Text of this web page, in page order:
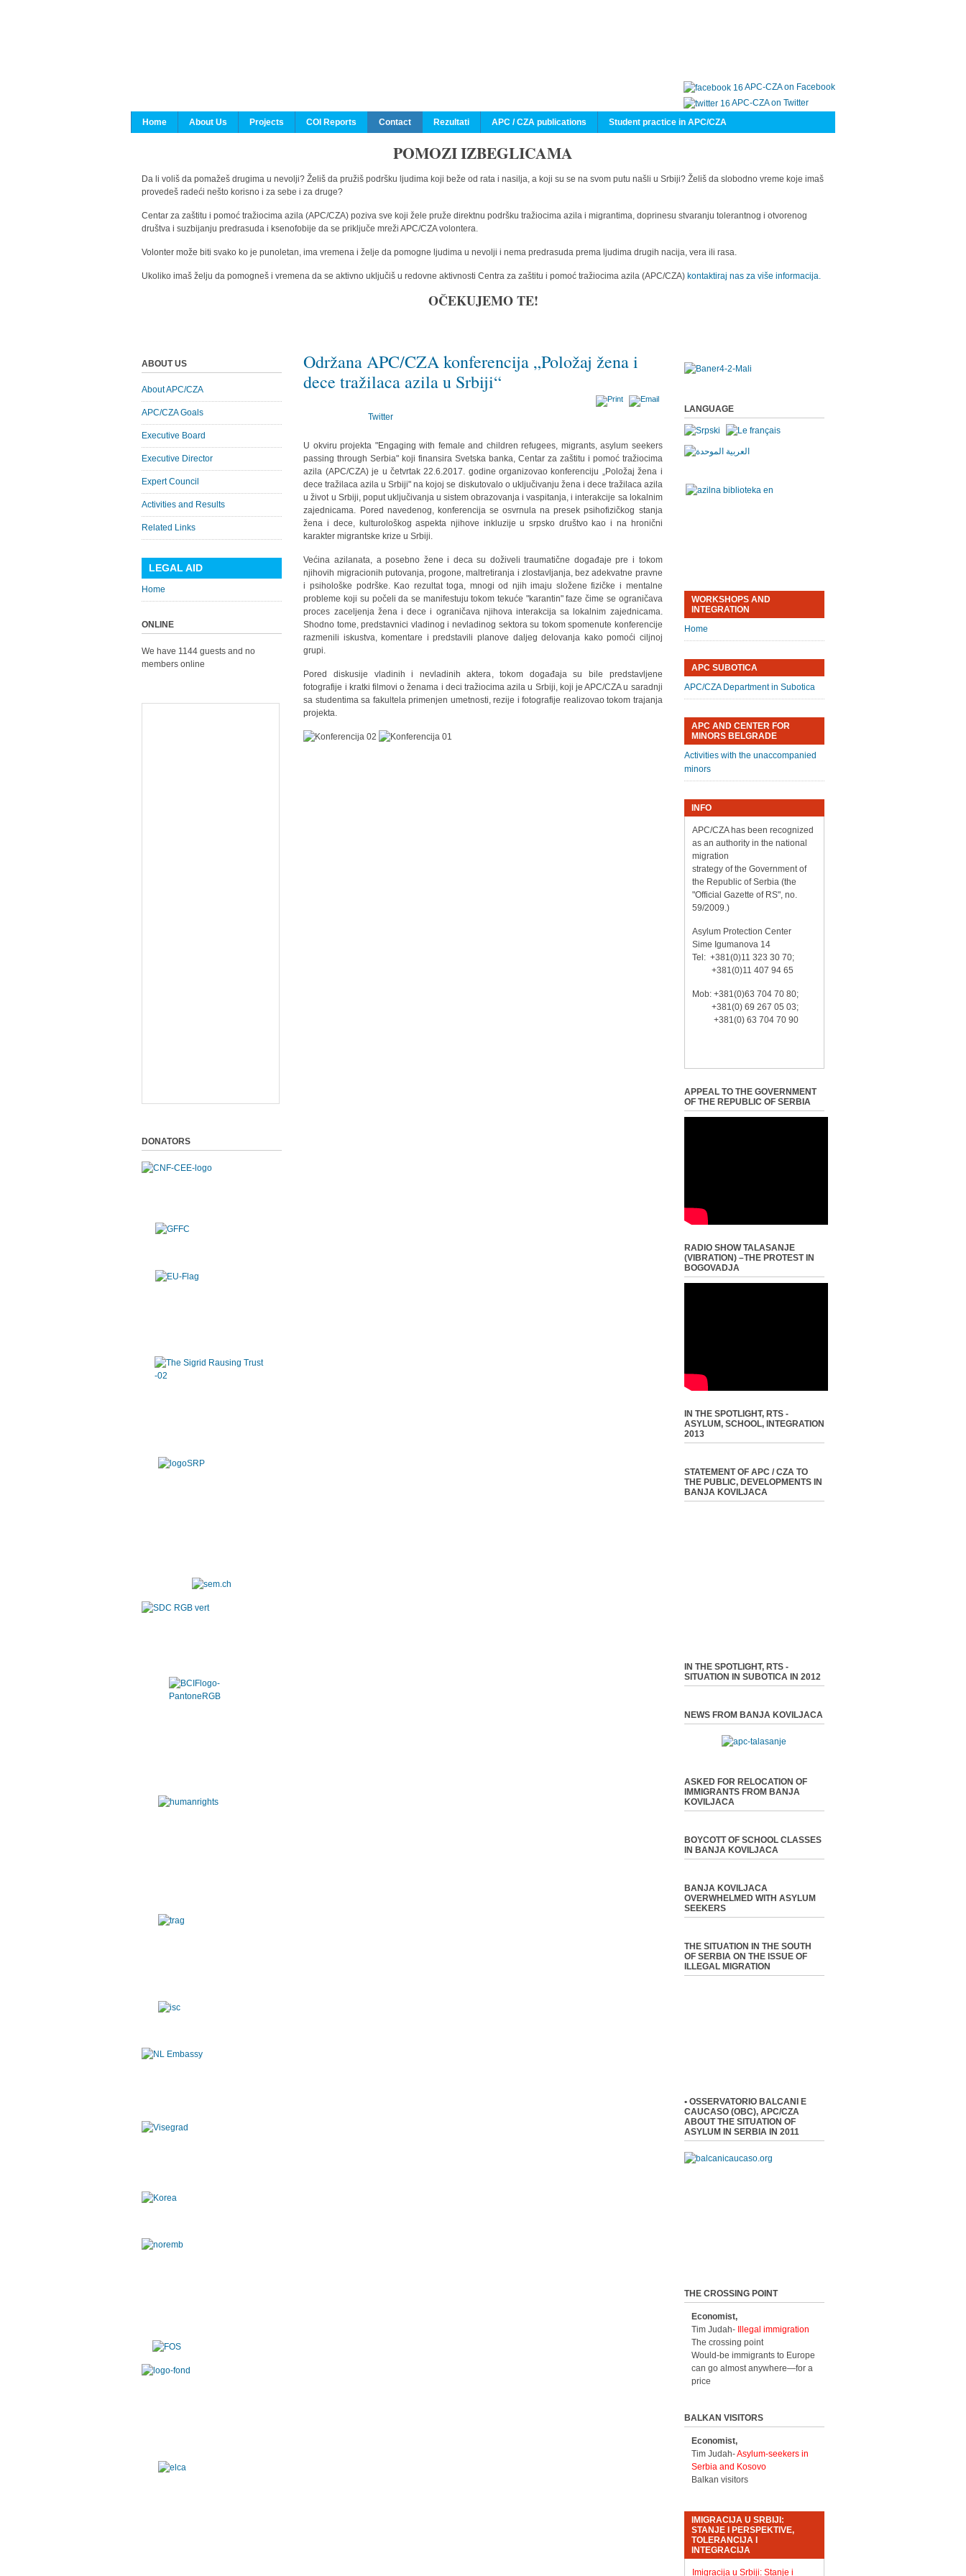
APC-CZA on Facebook
APC-CZA on Twitter
Home
About Us Projects COI Reports Contact Rezultati APC / CZA publications Student practice in APC/CZA
POMOZI IZBEGLICAMA
Da li voliš da pomažeš drugima u nevolji? Želiš da pružiš podršku ljudima koji beže od rata i nasilja, a koji su se na svom putu našli u Srbiji? Želiš da slobodno vreme koje imaš
provedeš radeći nešto korisno i za sebe i za druge?
Centar za zaštitu i pomoć tražiocima azila (APC/CZA) poziva sve koji žele pruže direktnu podršku tražiocima azila i migrantima, doprinesu stvaranju tolerantnog i otvorenog
društva i suzbijanju predrasuda i ksenofobije da se priključe mreži APC/CZA volontera.
Volonter može biti svako ko je punoletan, ima vremena i želje da pomogne ljudima u nevolji i nema predrasuda prema ljudima drugih nacija, vera ili rasa.
Ukoliko imaš želju da pomogneš i vremena da se aktivno uključiš u redovne aktivnosti Centra za zaštitu i pomoć tražiocima azila (APC/CZA) kontaktiraj nas za više informacija.
OČEKUJEMO TE!
Održana APC/CZA konferencija „Položaj žena i
dece tražilaca azila u Srbiji“
Twitter
U okviru projekta "Engaging with female and children refugees, migrants, asylum seekers
passing through Serbia" koji finansira Svetska banka, Centar za zaštitu i pomoć tražiocima
azila (APC/CZA) je u četvrtak 22.6.2017. godine organizovao konferenciju „Položaj žena i
dece tražilaca azila u Srbiji" na kojoj se diskutovalo o uključivanju žena i dece tražilaca azila
u život u Srbiji, poput uključivanja u sistem obrazovanja i vaspitanja, i interakcije sa lokalnim
zajednicama. Pored navedenog, konferencija se osvrnula na presek psihofizičkog stanja
žena i dece, kulturološkog aspekta njihove inkluzije u srpsko društvo kao i na hronični
karakter migrantske krize u Srbiji.
Većina azilanata, a posebno žene i deca su doživeli traumatične događaje pre i tokom
njihovih migracionih putovanja, progone, maltretiranja i zlostavljanja, bez adekvatne pravne
i psihološke podrške. Kao rezultat toga, mnogi od njih imaju složene fizičke i mentalne
probleme koji su počeli da se manifestuju tokom tekuće "karantin" faze čime se ograničava
proces zaceljenja žena i dece i ograničava njihova interakcija sa lokalnim zajednicama.
Shodno tome, predstavnici vladinog i nevladinog sektora su tokom spomenute konferencije
razmenili iskustva, komentare i predstavili planove daljeg delovanja kako pomoći ciljnoj
grupi.
Pored diskusije vladinih i nevladinih aktera, tokom događaja su bile predstavljene
fotografije i kratki filmovi o ženama i deci tražiocima azila u Srbiji, koji je APC/CZA u saradnji
sa studentima sa fakultela primenjen umetnosti, rezije i fotografije realizovao tokom trajanja
projekta.
ABOUT US
About APC/CZA
APC/CZA Goals
Executive Board
Executive Director
Expert Council
Activities and Results
Related Links
LEGAL AID
Home
ONLINE
We have 1144 guests and no
members online
DONATORS
LANGUAGE
WORKSHOPS AND
INTEGRATION
Home
APC SUBOTICA
APC/CZA Department in Subotica
APC AND CENTER FOR
MINORS BELGRADE
Activities with the unaccompanied
minors
INFO
APC/CZA has been recognized
as an authority in the national
migration
strategy of the Government of
the Republic of Serbia (the
"Official Gazette of RS", no.
59/2009.)
Asylum Protection Center
Sime Igumanova 14
Tel: +381(0)11 323 30 70;
+381(0)11 407 94 65
Mob: +381(0)63 704 70 80;
+381(0) 69 267 05 03;
+381(0) 63 704 70 90
APPEAL TO THE GOVERNMENT
OF THE REPUBLIC OF SERBIA
RADIO SHOW TALASANJE
(VIBRATION) –THE PROTEST IN
BOGOVADJA
IN THE SPOTLIGHT, RTS -
ASYLUM, SCHOOL, INTEGRATION
2013
STATEMENT OF APC / CZA TO
THE PUBLIC, DEVELOPMENTS IN
BANJA KOVILJACA
IN THE SPOTLIGHT, RTS -
SITUATION IN SUBOTICA IN 2012
NEWS FROM BANJA KOVILJACA
ASKED FOR RELOCATION OF
IMMIGRANTS FROM BANJA
KOVILJACA
BOYCOTT OF SCHOOL CLASSES
IN BANJA KOVILJACA
BANJA KOVILJACA
OVERWHELMED WITH ASYLUM
SEEKERS
THE SITUATION IN THE SOUTH
OF SERBIA ON THE ISSUE OF
ILLEGAL MIGRATION
• OSSERVATORIO BALCANI E
CAUCASO (OBC), APC/CZA
ABOUT THE SITUATION OF
ASYLUM IN SERBIA IN 2011
THE CROSSING POINT
Economist,
Tim Judah-
Illegal immigration
The crossing point
Would-be immigrants to Europe
can go almost anywhere—for a
price
BALKAN VISITORS
Economist,
Tim Judah-Asylum-seekers in
Serbia and Kosovo
Balkan visitors
IMIGRACIJA U SRBIJI:
STANJE I PERSPEKTIVE,
TOLERANCIJA I
INTEGRACIJA
Imigracija u Srbiji: Stanje i